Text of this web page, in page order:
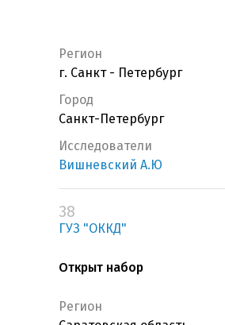
Регион
г. Санкт - Петербург
Город
Санкт-Петербург
Исследователи
Вишневский А.Ю
38
ГУЗ "ОККД"
Открыт набор
Регион